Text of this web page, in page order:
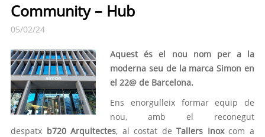
Community – Hub
05/02/24
Aquest és el nou nom per a la
moderna seu de la marca Simon en
el 22@ de Barcelona.
Ens enorgulleix formar equip de
nou, amb el reconegut
despatx b720 Arquitectes, al costat deTallers Inoxcom a